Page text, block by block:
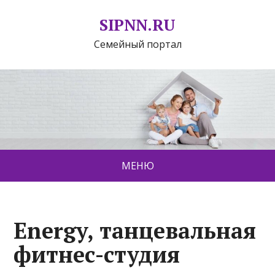
SIPNN.RU
Семейный портал
МЕНЮ
Energy, танцевальная
фитнес-студия